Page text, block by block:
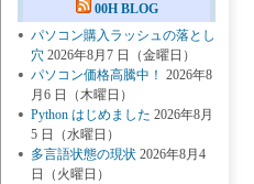
00H BLOG
パソコン購入ラッシュの落とし
穴 2026年8月7 日（金曜日）
パソコン価格高騰中！ 2026年8
月6 日（木曜日）
Python はじめました 2026年8月
5 日（水曜日）
多言語状態の現状 2026年8月4
日（火曜日）